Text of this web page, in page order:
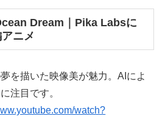
Dream｜Pika Labsに
ニメ
を描いた映像美が魅力。AIによ
注目です。
watch?